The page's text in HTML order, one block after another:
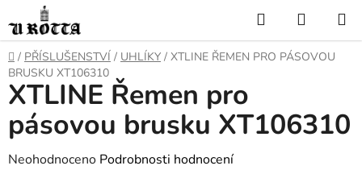
na
obsah
Hledat
KOŠÍK
DOMŮ
/ PŘÍSLUŠENSTVÍ / UHLÍKY / XTLINE ŘEMEN PRO PÁSOVOU
BRUSKU XT106310
XTLINE Řemen pro
pásovou brusku XT106310
Průměrné
Neohodnoceno Podrobnosti hodnocení